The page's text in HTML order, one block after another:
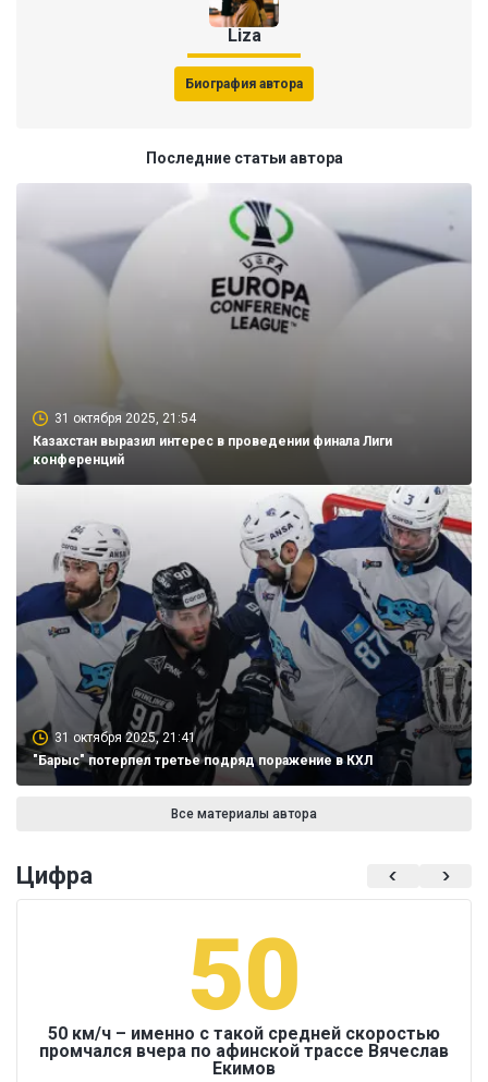
Liza
Биография автора
Последние статьи автора
31 октября 2025, 21:54
Казахстан выразил интерес в проведении финала Лиги
конференций
31 октября 2025, 21:41
"Барыс" потерпел третье подряд поражение в КХЛ
Все материалы автора
Цифра
50
50 км/ч – именно с такой средней скоростью
промчался вчера по афинской трассе Вячеслав
Екимов